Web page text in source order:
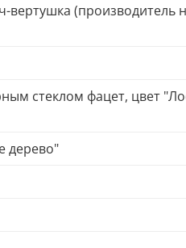
(производитель
стеклом фацет, цвет
дерево"